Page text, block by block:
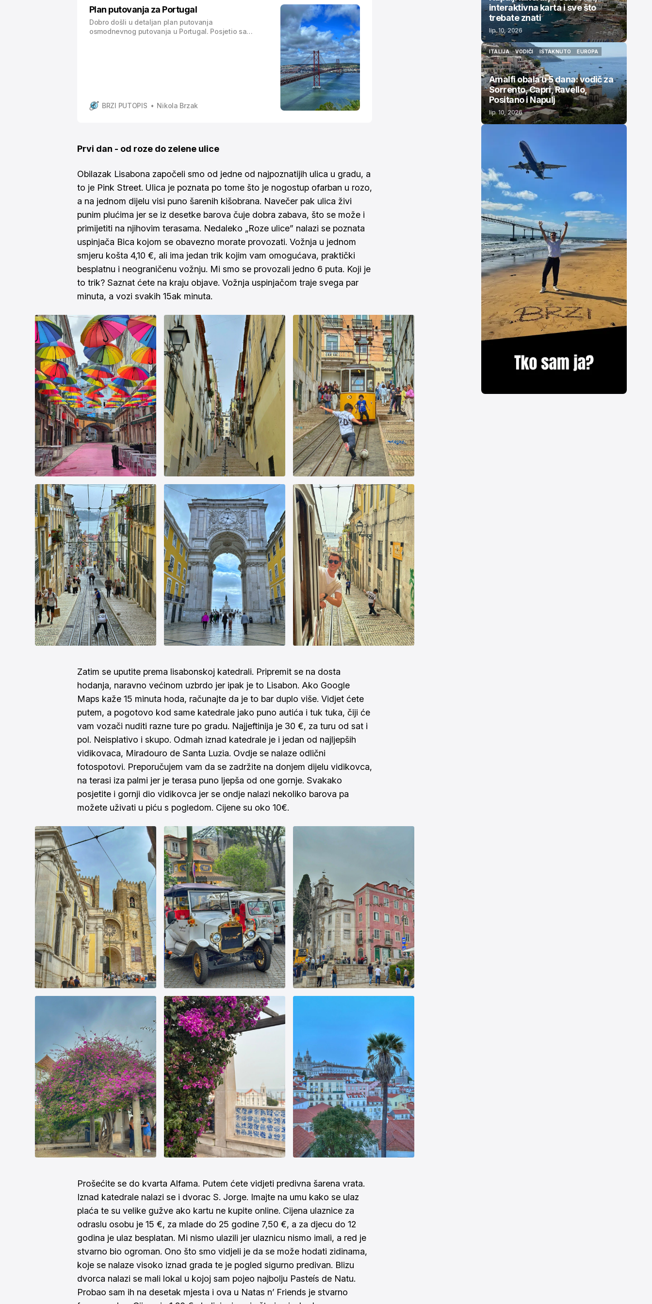
Plan putovanja za Portugal
Dobro došli u detaljan plan putovanja
osmodnevnog putovanja u Portugal. Posjetio sam
BRZI PUTOPIS Nikola Brzak
Prvi dan - od roze do zelene ulice
Obilazak Lisabona započeli smo od jedne od najpoznatijih ulica u gradu, a
to je Pink Street. Ulica je poznata po tome što je nogostup ofarban u rozo,
a na jednom dijelu visi puno šarenih kišobrana. Navečer pak ulica živi
punim plućima jer se iz desetke barova čuje dobra zabava, što se može i
primijetiti na njihovim terasama. Nedaleko „Roze ulice” nalazi se poznata
uspinjača Bica kojom se obavezno morate provozati. Vožnja u jednom
smjeru košta 4,10 €, ali ima jedan trik kojim vam omogućava, praktički
besplatnu i neograničenu vožnju. Mi smo se provozali jedno 6 puta. Koji je
to trik? Saznat ćete na kraju objave. Vožnja uspinjačom traje svega par
minuta, a vozi svakih 15ak minuta.
Zatim se uputite prema lisabonskoj katedrali. Pripremit se na dosta
hodanja, naravno većinom uzbrdo jer ipak je to Lisabon. Ako Google
Maps kaže 15 minuta hoda, računajte da je to bar duplo više. Vidjet ćete
putem, a pogotovo kod same katedrale jako puno autića i tuk tuka, čiji će
vam vozači nuditi razne ture po gradu. Najjeftinija je 30 €, za turu od sat i
pol. Neisplativo i skupo. Odmah iznad katedrale je i jedan od najljepših
vidikovaca, Miradouro de Santa Luzia. Ovdje se nalaze odlični
fotospotovi. Preporučujem vam da se zadržite na donjem dijelu vidikovca,
na terasi iza palmi jer je terasa puno ljepša od one gornje. Svakako
posjetite i gornji dio vidikovca jer se ondje nalazi nekoliko barova pa
možete uživati u piću s pogledom. Cijene su oko 10€.
Prošećite se do kvarta Alfama. Putem ćete vidjeti predivna šarena vrata.
Iznad katedrale nalazi se i dvorac S. Jorge. Imajte na umu kako se ulaz
plaća te su velike gužve ako kartu ne kupite online. Cijena ulaznice za
odraslu osobu je 15 €, za mlade do 25 godine 7,50 €, a za djecu do 12
godina je ulaz besplatan. Mi nismo ulazili jer ulaznicu nismo imali, a red je
stvarno bio ogroman. Ono što smo vidjeli je da se može hodati zidinama,
koje se nalaze visoko iznad grada te je pogled sigurno predivan. Blizu
dvorca nalazi se mali lokal u kojoj sam pojeo najbolju Pasteís de Natu.
Probao sam ih na desetak mjesta i ova u Natas n’ Friends je stvarno
interaktivna karta i sve što
trebate znati
lip. 10, 2026
ITALIJA
ITALIJA
VODIČI
VODIČI
ISTAKNUTO
ISTAKNUTO
EUROPA
EUROPA
Amalfi obala u 5 dana: vodič za
Sorrento, Capri, Ravello,
Positano i Napulj
lip. 10, 2026